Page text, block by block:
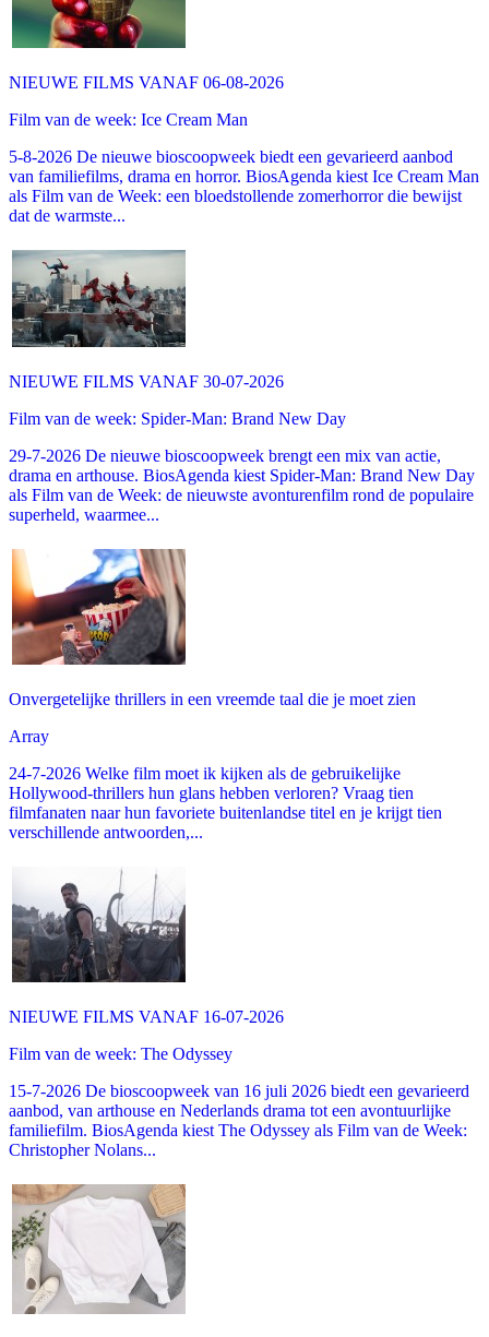
NIEUWE FILMS VANAF 06-08-2026
Film van de week: Ice Cream Man
5-8-2026 De nieuwe bioscoopweek biedt een gevarieerd aanbod
van familiefilms, drama en horror. BiosAgenda kiest Ice Cream Man
als Film van de Week: een bloedstollende zomerhorror die bewijst
dat de warmste...
NIEUWE FILMS VANAF 30-07-2026
Film van de week: Spider-Man: Brand New Day
29-7-2026 De nieuwe bioscoopweek brengt een mix van actie,
drama en arthouse. BiosAgenda kiest Spider-Man: Brand New Day
als Film van de Week: de nieuwste avonturenfilm rond de populaire
superheld, waarmee...
Onvergetelijke thrillers in een vreemde taal die je moet zien
Array
24-7-2026 Welke film moet ik kijken als de gebruikelijke
Hollywood-thrillers hun glans hebben verloren? Vraag tien
filmfanaten naar hun favoriete buitenlandse titel en je krijgt tien
verschillende antwoorden,...
NIEUWE FILMS VANAF 16-07-2026
Film van de week: The Odyssey
15-7-2026 De bioscoopweek van 16 juli 2026 biedt een gevarieerd
aanbod, van arthouse en Nederlands drama tot een avontuurlijke
familiefilm. BiosAgenda kiest The Odyssey als Film van de Week:
Christopher Nolans...